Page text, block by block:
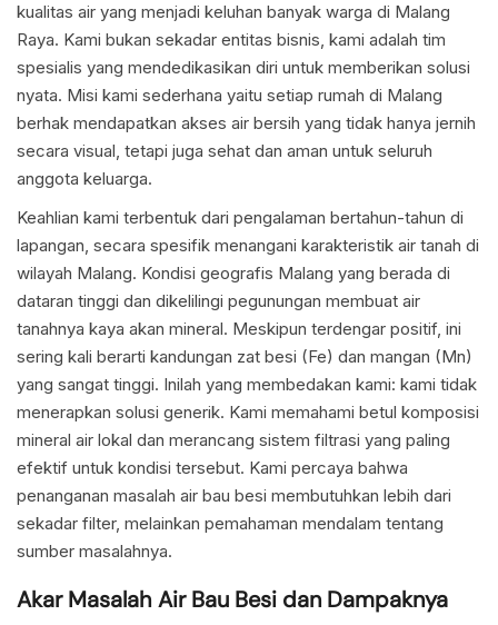
kualitas air yang menjadi keluhan banyak warga di Malang
Raya. Kami bukan sekadar entitas bisnis, kami adalah tim
spesialis yang mendedikasikan diri untuk memberikan solusi
nyata. Misi kami sederhana yaitu setiap rumah di Malang
berhak mendapatkan akses air bersih yang tidak hanya jernih
secara visual, tetapi juga sehat dan aman untuk seluruh
anggota keluarga.
Keahlian kami terbentuk dari pengalaman bertahun-tahun di
lapangan, secara spesifik menangani karakteristik air tanah di
wilayah Malang. Kondisi geografis Malang yang berada di
dataran tinggi dan dikelilingi pegunungan membuat air
tanahnya kaya akan mineral. Meskipun terdengar positif, ini
sering kali berarti kandungan zat besi (Fe) dan mangan (Mn)
yang sangat tinggi. Inilah yang membedakan kami: kami tidak
menerapkan solusi generik. Kami memahami betul komposisi
mineral air lokal dan merancang sistem filtrasi yang paling
efektif untuk kondisi tersebut. Kami percaya bahwa
penanganan masalah air bau besi membutuhkan lebih dari
sekadar filter, melainkan pemahaman mendalam tentang
sumber masalahnya.
Akar Masalah Air Bau Besi dan Dampaknya